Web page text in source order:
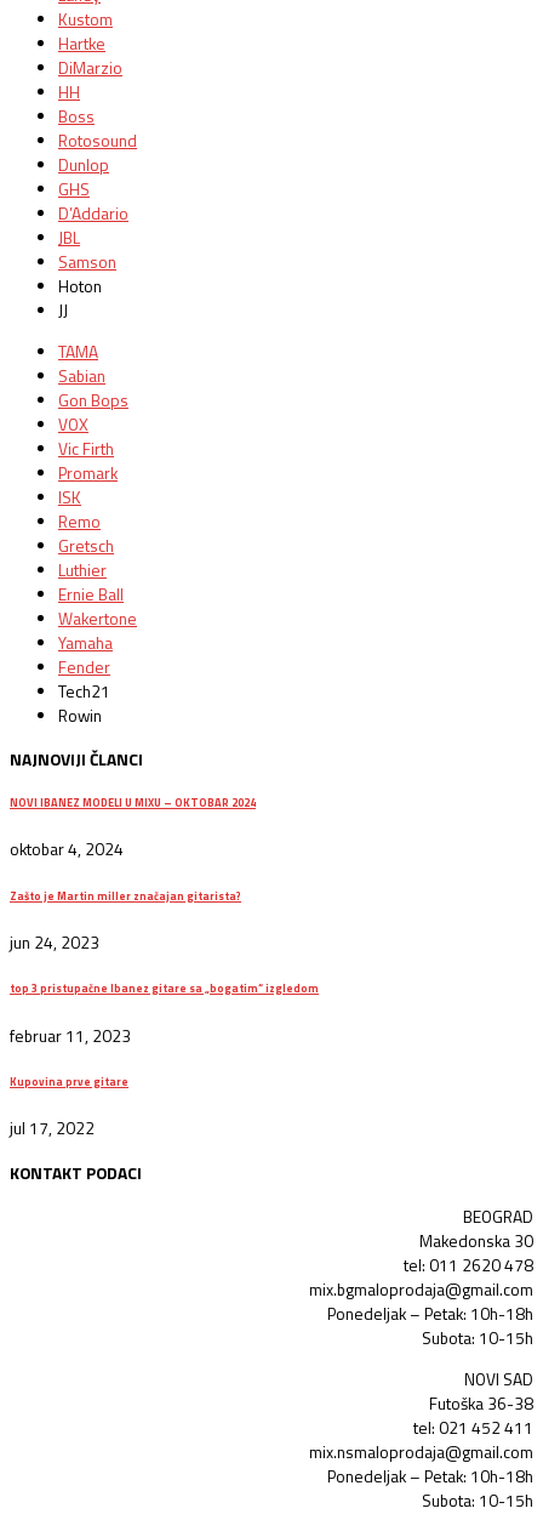
Kustom
Hartke
DiMarzio
HH
Boss
Rotosound
Dunlop
GHS
D’Addario
JBL
Samson
Hoton
JJ
TAMA
Sabian
Gon Bops
VOX
Vic Firth
Promark
ISK
Remo
Gretsch
Luthier
Ernie Ball
Wakertone
Yamaha
Fender
Tech21
Rowin
NAJNOVIJI ČLANCI
NOVI IBANEZ MODELI U MIXU – OKTOBAR 2024
oktobar 4, 2024
Zašto je Martin miller značajan gitarista?
jun 24, 2023
top 3 pristupačne Ibanez gitare sa „bogatim“ izgledom
februar 11, 2023
Kupovina prve gitare
jul 17, 2022
KONTAKT PODACI
BEOGRAD
Makedonska 30
tel: 011 2620 478
mix.bgmaloprodaja@gmail.com
Ponedeljak – Petak: 10h-18h
Subota: 10-15h
NOVI SAD
Futoška 36-38
tel: 021 452 411
mix.nsmaloprodaja@gmail.com
Ponedeljak – Petak: 10h-18h
Subota: 10-15h